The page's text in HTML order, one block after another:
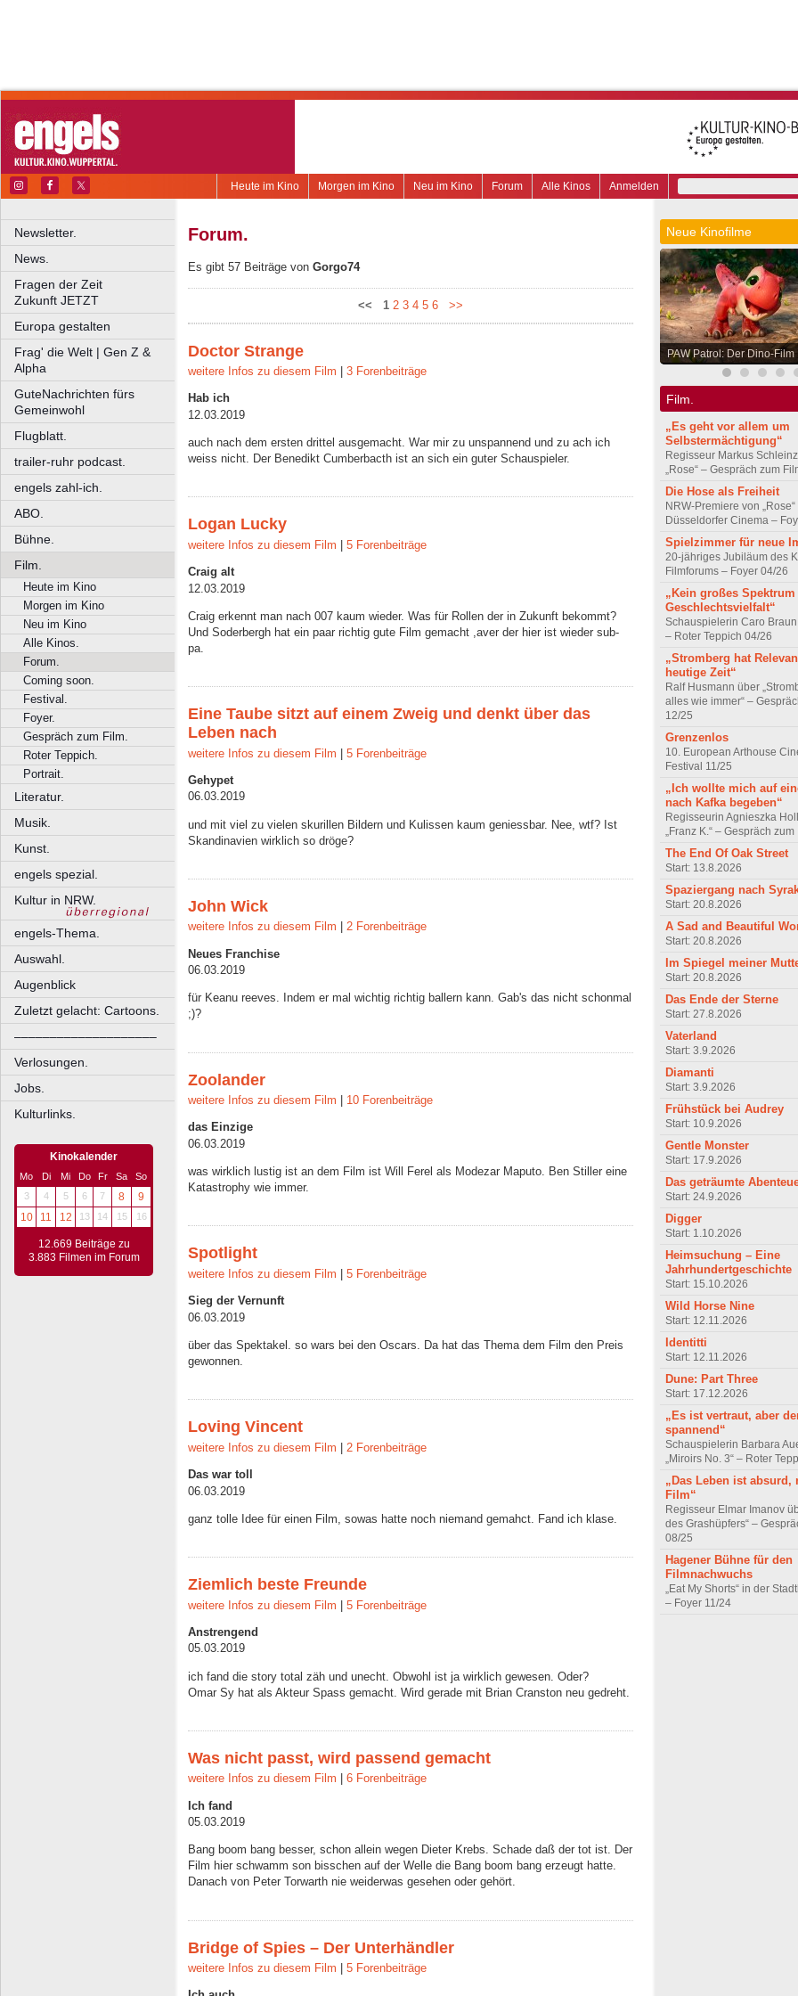
Anmelden
Alle Kinos
Forum
Neu im Kino
Morgen im Kino
Heute im Kino
Newsletter.
News.
Fragen der Zeit
Zukunft JETZT
Europa gestalten
Frag' die Welt | Gen Z &
Alpha
GuteNachrichten fürs
Gemeinwohl
Flugblatt.
trailer-ruhr podcast.
engels zahl-ich.
ABO.
Bühne.
Film.
Heute im Kino
Morgen im Kino
Neu im Kino
Alle Kinos.
Forum.
Coming soon.
Festival.
Foyer.
Gespräch zum Film.
Roter Teppich.
Portrait.
Literatur.
Musik.
Kunst.
engels spezial.
Kultur in NRW.
engels-Thema.
Auswahl.
Augenblick
Zuletzt gelacht: Cartoons.
––––––––––––––––––––
Verlosungen.
Jobs.
Kulturlinks.
Kinokalender
Mo Di Mi Do Fr Sa
So
3
4 5 6 7 8
9
10
11 12 13 14 15 16
12.669 Beiträge zu
3.883 Filmen im Forum
Forum.
Es gibt 57 Beiträge von Gorgo74
<< 1 2 3 4 5 6 >>
Doctor Strange
weitere Infos zu diesem Film 3 Forenbeiträge
Hab ich
12.03.2019
auch nach dem ersten drittel ausgemacht. War mir zu unspannend und zu ach ich
weiss nicht. Der Benedikt Cumberbacth ist an sich ein guter Schauspieler.
Logan Lucky
weitere Infos zu diesem Film 5 Forenbeiträge
Craig alt
12.03.2019
Craig erkennt man nach 007 kaum wieder. Was für Rollen der in Zukunft bekommt?
Und Soderbergh hat ein paar richtig gute Film gemacht ,aver der hier ist wieder sub-
pa.
Eine Taube sitzt auf einem Zweig und denkt über das
Leben nach
weitere Infos zu diesem Film | 5 Forenbeiträge
Gehypet
06.03.2019
und mit viel zu vielen skurillen Bildern und Kulissen kaum geniessbar. Nee, wtf? Ist
Skandinavien wirklich so dröge?
John Wick
weitere Infos zu diesem Film 2 Forenbeiträge
Neues Franchise
06.03.2019
für Keanu reeves. Indem er mal wichtig richtig ballern kann. Gab's das nicht schonmal
;)?
Zoolander
weitere Infos zu diesem Film 10 Forenbeiträge
das Einzige
06.03.2019
was wirklich lustig ist an dem Film ist Will Ferel als Modezar Maputo. Ben Stiller eine
Katastrophy wie immer.
Spotlight
weitere Infos zu diesem Film 5 Forenbeiträge
Sieg der Vernunft
06.03.2019
über das Spektakel. so wars bei den Oscars. Da hat das Thema dem Film den Preis
gewonnen.
Loving Vincent
weitere Infos zu diesem Film 2 Forenbeiträge
Das war toll
06.03.2019
ganz tolle Idee für einen Film, sowas hatte noch niemand gemahct. Fand ich klase.
Ziemlich beste Freunde
weitere Infos zu diesem Film | 5 Forenbeiträge
Anstrengend
05.03.2019
ich fand die story total zäh und unecht. Obwohl ist ja wirklich gewesen. Oder?
Omar Sy hat als Akteur Spass gemacht. Wird gerade mit Brian Cranston neu gedreht.
Was nicht passt, wird passend gemacht
weitere Infos zu diesem Film 6 Forenbeiträge
Ich fand
05.03.2019
Bang boom bang besser, schon allein wegen Dieter Krebs. Schade daß der tot ist. Der
Film hier schwamm son bisschen auf der Welle die Bang boom bang erzeugt hatte.
Danach von Peter Torwarth nie weiderwas gesehen oder gehört.
Bridge of Spies – Der Unterhändler
weitere Infos zu diesem Film 5 Forenbeiträge
Neue Kinofilme
PAW Patrol: Der Dino-Film
Film.
„Es geht vor allem um
Selbstermächtigung“
Regisseur Markus
„Rose“ – Gespräch zum
Die Hose als Freiheit
NRW-Premiere von „Rose“
Düsseldorfer Cinema –
Spielzimmer für neue
20-jähriges Jubiläum des
Filmforums – Foyer 04/26
„Kein großes Spektrum
Geschlechtsvielfalt“
Schauspielerin Caro Braun
– Roter Teppich 04/26
„Stromberg hat
heutige Zeit“
Ralf Husmann über
alles wie immer“ –
12/25
Grenzenlos
10. European Arthouse
Festival 11/25
„Ich wollte mich auf
nach Kafka begeben“
Regisseurin Agnieszka
„Franz K.“ – Gespräch
The End Of Oak Street
Start: 13.8.2026
Spaziergang nach
Start: 20.8.2026
A Sad and Beautiful
Start: 20.8.2026
Im Spiegel meiner
Start: 20.8.2026
Das Ende der Sterne
Start: 27.8.2026
Vaterland
Start: 3.9.2026
Diamanti
Start: 3.9.2026
Frühstück bei Audrey
Start: 10.9.2026
Gentle Monster
Start: 17.9.2026
Das geträumte
Start: 24.9.2026
Digger
Start: 1.10.2026
Heimsuchung – Eine
Jahrhundertgeschichte
Start: 15.10.2026
Wild Horse Nine
Start: 12.11.2026
Identitti
Start: 12.11.2026
Dune: Part Three
Start: 17.12.2026
„Es ist vertraut, aber
spannend“
Schauspielerin Barbara
„Miroirs No. 3“ – Roter
„Das Leben ist absurd,
Film“
Regisseur Elmar Imanov
des Grashüpfers“ –
08/25
Hagener Bühne für den
Filmnachwuchs
„Eat My Shorts“ in der
– Foyer 11/24